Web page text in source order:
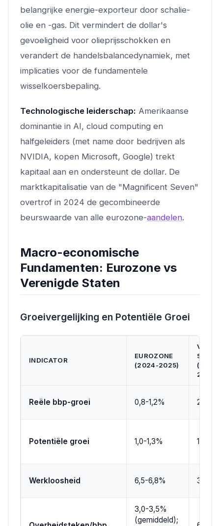
belangrijke energie-exporteur door schalie-
olie en -gas. Dit vermindert de dollar's
gevoeligheid voor olieprijsschokken en
verandert de handelsbalancedynamiek, met
implicaties voor de fundamentele
wisselkoersbepaling.
Technologische leiderschap: Amerikaanse
dominantie in AI, cloud computing en
halfgeleiders (met name door bedrijven als
NVIDIA, kopen Microsoft, Google) trekt
kapitaal aan en ondersteunt de dollar. De
marktkapitalisatie van de "Magnificent Seven"
overtrof in 2024 de gecombineerde
beurswaarde van alle eurozone-aandelen.
Macro-economische
Fundamenten: Eurozone vs
Verenigde Staten
Groeivergelijking en Potentiële Groei
INDICATOR
EUROZONE
(2024-2025)
2025)
Reële bbp-groei 0,8-1,2% 2,0-
Potentiële groei 1,0-1,3% 1,8-
Werkloosheid 6,5-6,8% 3,8-
3,0-3,5%
(gemiddeld);